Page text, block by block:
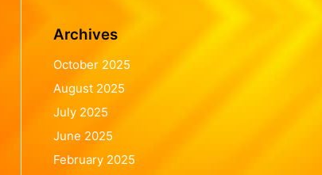
Archives
October 2025
August 2025
July 2025
June 2025
February 2025